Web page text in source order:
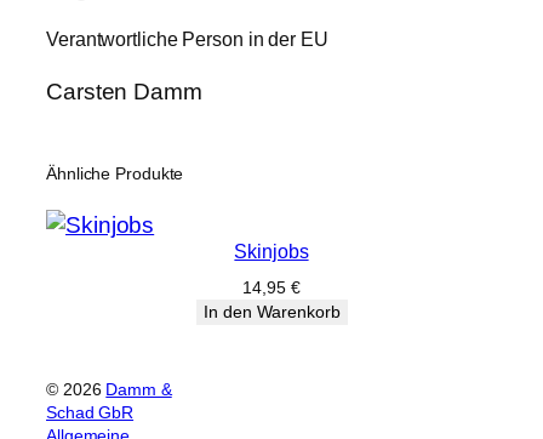
Verantwortliche Person in der EU
Carsten Damm
Ähnliche Produkte
Skinjobs
14,95 €
In den Warenkorb
© 2026 Damm &
Schad GbR